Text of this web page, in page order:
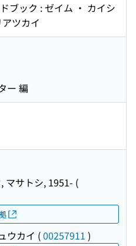
ブック : ゼイム ・ カイシ
ツカイ
ー 編
マサトシ, 1951- (
ウカイ (00257911 )